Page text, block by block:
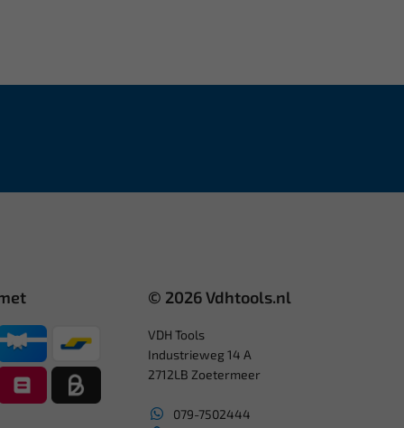
© 2026 Vdhtools.nl
VDH Tools
Industrieweg 14 A
2712LB Zoetermeer
079-7502444